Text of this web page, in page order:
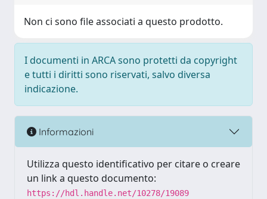
Non ci sono file associati a questo prodotto.
I documenti in ARCA sono protetti da copyright
e tutti i diritti sono riservati, salvo diversa
indicazione.
Informazioni
Utilizza questo identificativo per citare o creare
un link a questo documento:
https://hdl.handle.net/10278/19089